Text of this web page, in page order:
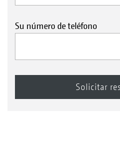
Su número de teléfono